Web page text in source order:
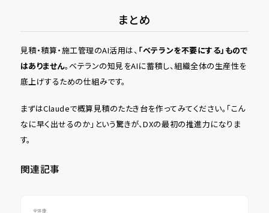
まとめ
見積・積算・施工管理のAI活用は、 「ベテランを不要にする」もので
はありません。ベテランの知見をAIに蓄積し、組織全体の生産性を
底上げするための仕組みです。
まずはClaudeで概算見積のたたき台を作ってみてください。「こん
なに早く出せるのか」という驚きが、DXの最初の推進力になりま
す。
関連記事
全体像